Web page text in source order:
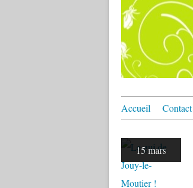
Accueil Contact
15 mars